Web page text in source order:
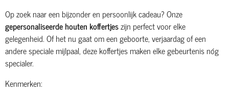
Op zoek naar een bijzonder en persoonlijk cadeau? Onze
gepersonaliseerde houten koffertjeszijn perfect voor elke
gelegenheid. Of het nu gaat om een geboorte, verjaardag of een
andere speciale mijlpaal, deze koffertjes maken elke gebeurtenis nóg
specialer.
Kenmerken: